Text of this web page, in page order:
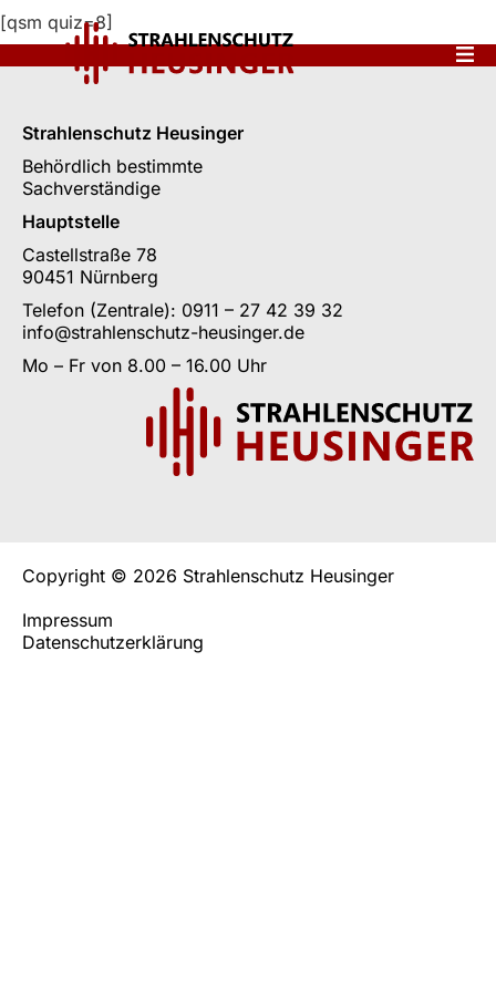
[qsm quiz=8]
Strahlenschutz Heusinger
Behördlich bestimmte
Sachverständige
Hauptstelle
Castellstraße 78
90451 Nürnberg
Telefon (Zentrale): 0911 – 27 42 39 32
info@strahlenschutz-heusinger.de
Mo – Fr von 8.00 – 16.00 Uhr
Copyright © 2026 Strahlenschutz Heusinger
Impressum
Datenschutzerklärung